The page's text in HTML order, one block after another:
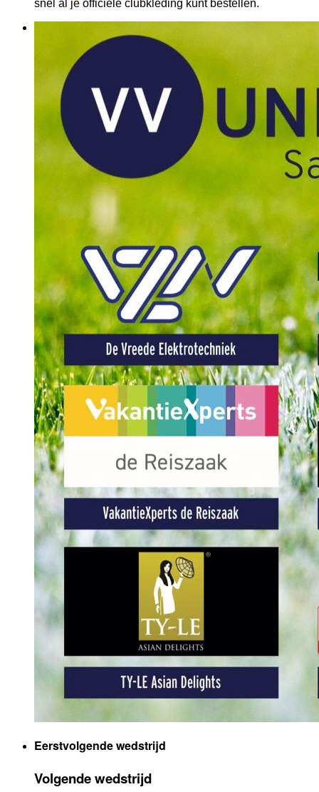
snel al je officiële clubkleding kunt bestellen.
Eerstvolgende wedstrijd
Volgende wedstrijd